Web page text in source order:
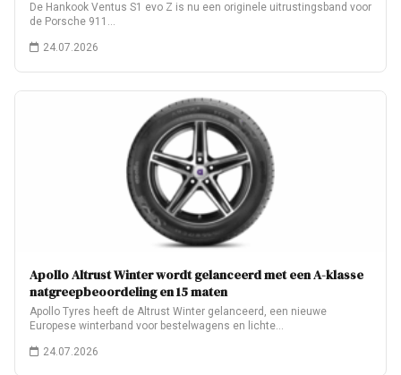
De Hankook Ventus S1 evo Z is nu een originele uitrustingsband voor
de Porsche 911…
24.07.2026
Apollo Altrust Winter wordt gelanceerd met een A-klasse
natgreepbeoordeling en 15 maten
Apollo Tyres heeft de Altrust Winter gelanceerd, een nieuwe
Europese winterband voor bestelwagens en lichte…
24.07.2026